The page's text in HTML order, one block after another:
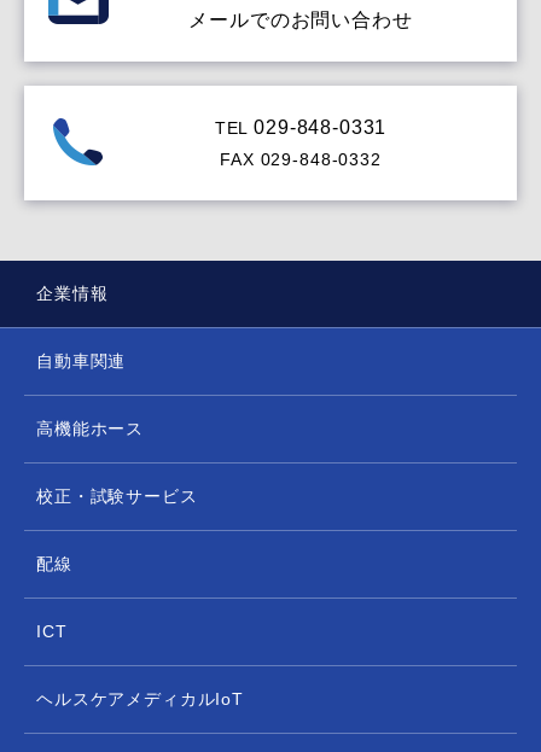
メールでのお問い合わせ
TEL029-848-0331
FAX 029-848-0332
企業情報
自動車関連
高機能ホース
校正・試験サービス
配線
ICT
ヘルスケアメディカルIoT